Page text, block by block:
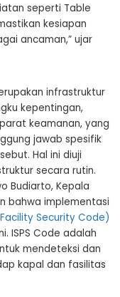
seperti Table
kesiapan
ancaman,” ujar
infrastruktur
kepentingan,
keamanan, yang
jawab spesifik
Hal ini diuji
secara rutin.
Budiarto, Kepala
bahwa implementasi
Security Code)
ISPS Code adalah
mendeteksi dan
kapal dan fasilitas